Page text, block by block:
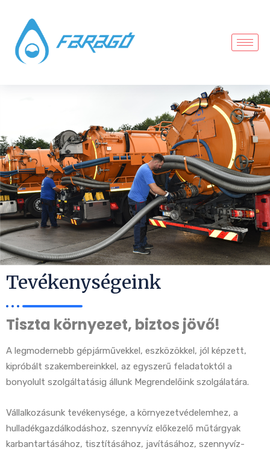
Tevékenységeink
Tiszta környezet, biztos jövő!
A legmodernebb gépjárművekkel, eszközökkel, jól képzett,
kipróbált szakembereinkkel, az egyszerű feladatoktól a
bonyolult szolgáltatásig állunk Megrendelőink szolgálatára.
Vállalkozásunk tevékenysége, a környezetvédelemhez, a
hulladékgazdálkodáshoz, szennyvíz előkezelő műtárgyak
karbantartásához, tisztításához, javításához, szennyvíz-